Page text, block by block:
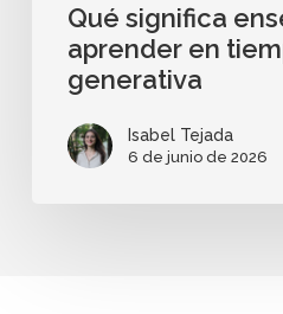
Qué significa
aprender en
generativa
Isabel Tejada
6 de junio de 2026